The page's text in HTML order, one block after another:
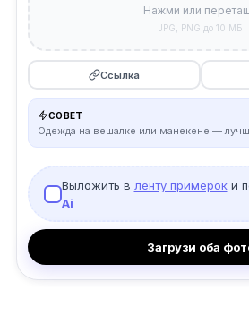
Нажми или
JPG, PNG до 10 МБ
Ссылка
СОВЕТ
Одежда на вешалке или манекене —
Выложить в ленту примероки
Ai
Загрузи оба